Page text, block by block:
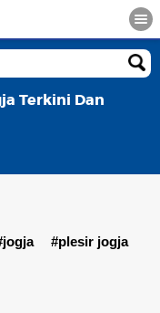
Terkini Dan
#plesir jogja